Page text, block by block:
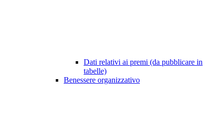
Dati relativi ai premi (da pubblicare in
tabelle)
Benessere organizzativo